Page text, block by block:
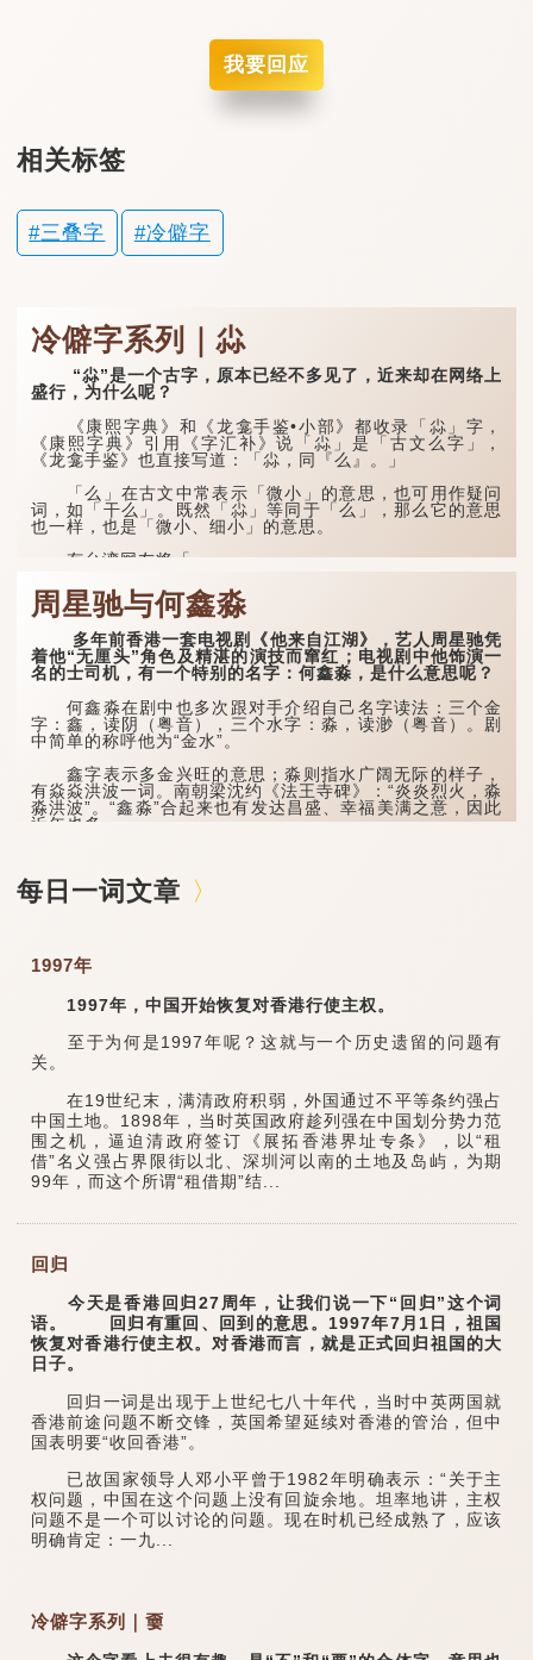
我要回应
相关标签
三叠字 冷僻字
冷僻字系列｜尛
“尛”是一个古字，原本已经不多见了，近来却在网络上
盛行，为什么呢？
《康熙字典》和《龙龛手鉴•小部》都收录「尛」字，
《康熙字典》引用《字汇补》说「尛」是「古文么字」，
《龙龛手鉴》也直接写道：「尛，同『么』。」
「么」在古文中常表示「微小」的意思，也可用作疑问
词，如「干么」。既然「尛」等同于「么」，那么它的意思
也一样，也是「微小、细小」的意思。
有台湾网友将「...
周星驰与何鑫淼
多年前香港一套电视剧《他来自江湖》，艺人周星驰凭
着他“无厘头”角色及精湛的演技而窜红；电视剧中他饰演一
名的士司机，有一个特别的名字：何鑫淼，是什么意思呢？
何鑫淼在剧中也多次跟对手介绍自己名字读法：三个金
字：鑫，读阴（粤音），三个水字：淼，读渺（粤音）。剧
中简单的称呼他为“金水”。
鑫字表示多金兴旺的意思；淼则指水广阔无际的样子，
有焱焱洪波一词。南朝梁沈约《法王寺碑》：“炎炎烈火，淼
淼洪波”。“鑫淼”合起来也有发达昌盛、幸福美满之意，因此
近年也多...
每日一词文章
1997年
1997年，中国开始恢复对香港行使主权。
至于为何是1997年呢？这就与一个历史遗留的问题有
关。
在19世纪末，满清政府积弱，外国通过不平等条约强占
中国土地。1898年，当时英国政府趁列强在中国划分势力范
围之机，逼迫清政府签订《展拓香港界址专条》，以“租
借”名义强占界限街以北、深圳河以南的土地及岛屿，为期
99年，而这个所谓“租借期”结...
回归
今天是香港回归27周年，让我们说一下“回归”这个词
语。 回归有重回、回到的意思。1997年7月1日，祖国
恢复对香港行使主权。对香港而言，就是正式回归祖国的大
日子。
回归一词是出现于上世纪七八十年代，当时中英两国就
香港前途问题不断交锋，英国希望延续对香港的管治，但中
国表明要“收回香港”。
已故国家领导人邓小平曾于1982年明确表示：“关于主
权问题，中国在这个问题上没有回旋余地。坦率地讲，主权
问题不是一个可以讨论的问题。现在时机已经成熟了，应该
明确肯定：一九...
冷僻字系列｜嫑